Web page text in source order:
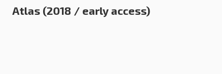
Atlas (2018 / early access)